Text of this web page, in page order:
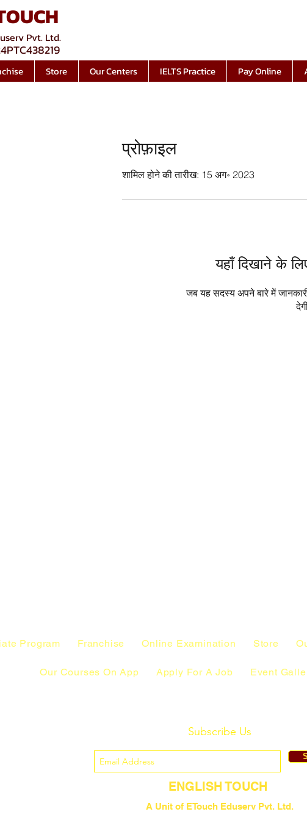
Pvt. Ltd.
Store Our Centers IELTS Practice Pay Online
प्रोफ़ाइल
शामिल होने की तारीख: 15 अग॰ 2023
यहाँ दिखाने के
जब यह सदस्य अपने बारे में
Program Franchise Online Examination Store
Our Courses On App Apply For A Job Event
Subscribe Us
ENGLISH TOUCH
A Unit of ETouch Eduserv Pvt. Ltd.